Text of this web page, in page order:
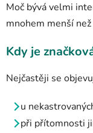
Moč bývá velmi
mnohem menší
Kdy je
Nejčastěji se
u
při přítomnosti